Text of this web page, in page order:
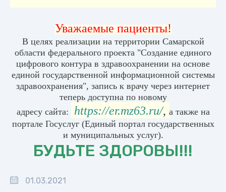
Уважаемые пациенты!
В целях реализации на территории Самарской
области федерального проекта "Создание единого
цифрового контура в здравоохранении на основе
единой государственной информационной системы
здравоохранения", запись к врачу через интернет
теперь доступна по новому
адресу сайта: https://er.mz63.ru/, а также на
портале Госуслуг (Единый портал государственных
и муниципальных услуг).
БУДЬТЕ ЗДОРОВЫ!!!
01.03.2021